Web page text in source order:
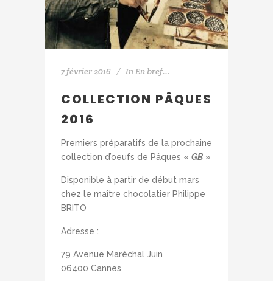
7 février 2016 InEn bref...
COLLECTION PÂQUES
2016
Premiers préparatifs de la prochaine
collection d’oeufs de Pâques « GB »
Disponible à partir de début mars
chez le maître chocolatier Philippe
BRITO
Adresse :
79 Avenue Maréchal Juin
06400 Cannes